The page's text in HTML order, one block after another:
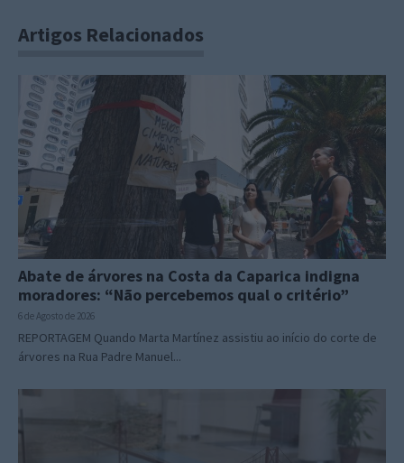
Artigos Relacionados
Abate de árvores na Costa da Caparica indigna
moradores: “Não percebemos qual o critério”
6 de Agosto de 2026
REPORTAGEM Quando Marta Martínez assistiu ao início do corte de
árvores na Rua Padre Manuel...